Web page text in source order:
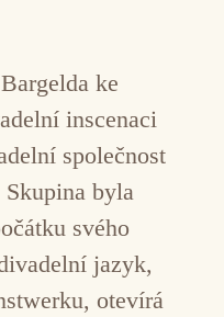
ke
inscenaci
společnost
Skupina byla
svého
jazyk,
otevírá